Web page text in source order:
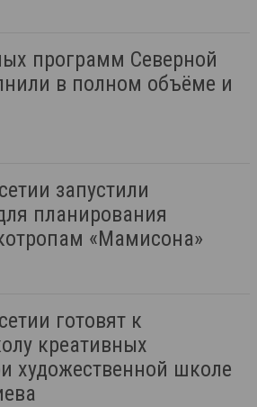
программ Северной
в полном объёме и
запустили
планирования
«Мамисона»
готовят к
креативных
художественной школе